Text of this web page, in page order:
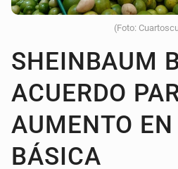
(Foto:
SHEINBAUM
ACUERDO
AUMENTO
BÁSICA